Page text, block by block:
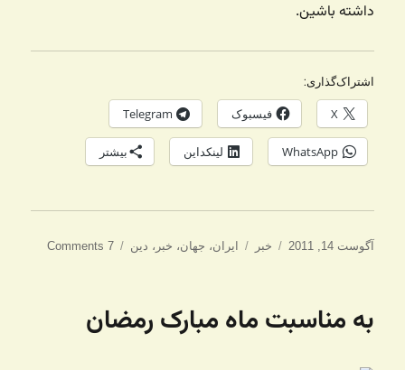
داشته باشین.
اشتراک‌گذاری:
X فیسبوک Telegram
WhatsApp لینکداین بیشتر
ارسال
آگوست 14, 2011 دسته‌ها
خبر برچسب‌ها
ایران، جهان، خبر ، دین 7 Comments
به مناسبت ماه مبارک رمضان